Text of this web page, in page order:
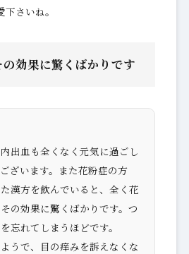
さいね。
効果に驚くばかりです
出血も全くなく元気に過ごし
ざいます。また花粉症の方
漢方を飲んでいると、全く花
の効果に驚くばかりです。つ
忘れてしまうほどです。
うで、目の痒みを訴えなくな